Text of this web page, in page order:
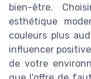
bien-être.
esthétique
couleurs plus
influencer
de votre